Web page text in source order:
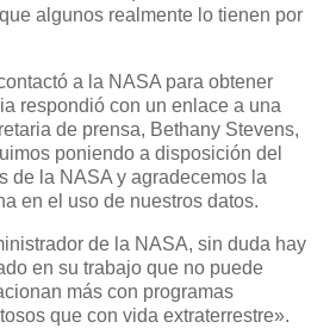
algunos realmente lo tienen por
a la NASA para obtener
respondió con un enlace a una
de prensa, Bethany Stevens,
poniendo a disposición del
de la NASA y agradecemos la
en el uso de nuestros datos.
de la NASA, sin duda hay
en su trabajo que no puede
más con programas
que con vida extraterrestre».